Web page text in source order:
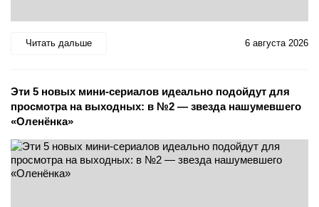
Читать дальше 6 августа 2026
Эти 5 новых мини-сериалов идеально подойдут для
просмотра на выходных: в №2 — звезда нашумевшего
«Оленёнка»